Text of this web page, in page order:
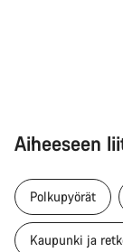
Aiheeseen
Polkupyörät
Kaupunki ja